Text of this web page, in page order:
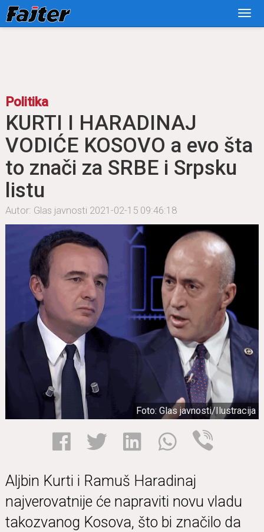
Politika
KURTI I HARADINAJ
VODIĆE KOSOVO a evo šta
to znači za SRBE i Srpsku
listu
Autor: Glas javnosti 2021-02-15 09:46:18
Foto: Glas javnosti/Ilustracija
Aljbin Kurti i Ramuš Haradinaj
najverovatnije će napraviti novu vladu
takozvanog Kosova, što bi značilo da